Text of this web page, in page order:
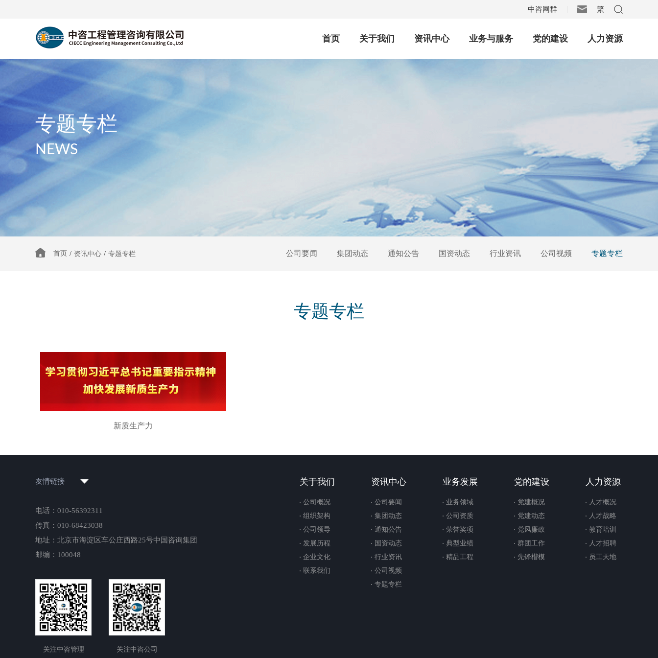
中咨网群 繁
首页 关于我们 资讯中心 业务与服务 党的建设 人力资源
专题专栏
NEWS
首页 / 资讯中心 / 专题专栏 公司要闻 集团动态 通知公告 国资动态 行业资讯 公司视频 专题专栏
专题专栏
新质生产力
友情链接
电话：010-56392311
传真：010-68423038
地址：北京市海淀区车公庄西路25号中国咨询集团
邮编：100048
关注中咨管理 关注中咨公司
关于我们
公司概况
组织架构
公司领导
发展历程
企业文化
联系我们
资讯中心
公司要闻
集团动态
通知公告
国资动态
行业资讯
公司视频
专题专栏
业务发展
业务领域
公司资质
荣誉奖项
典型业绩
精品工程
党的建设
党建概况
党建动态
党风廉政
群团工作
先锋楷模
人力资源
人才概况
人才战略
教育培训
人才招聘
员工天地